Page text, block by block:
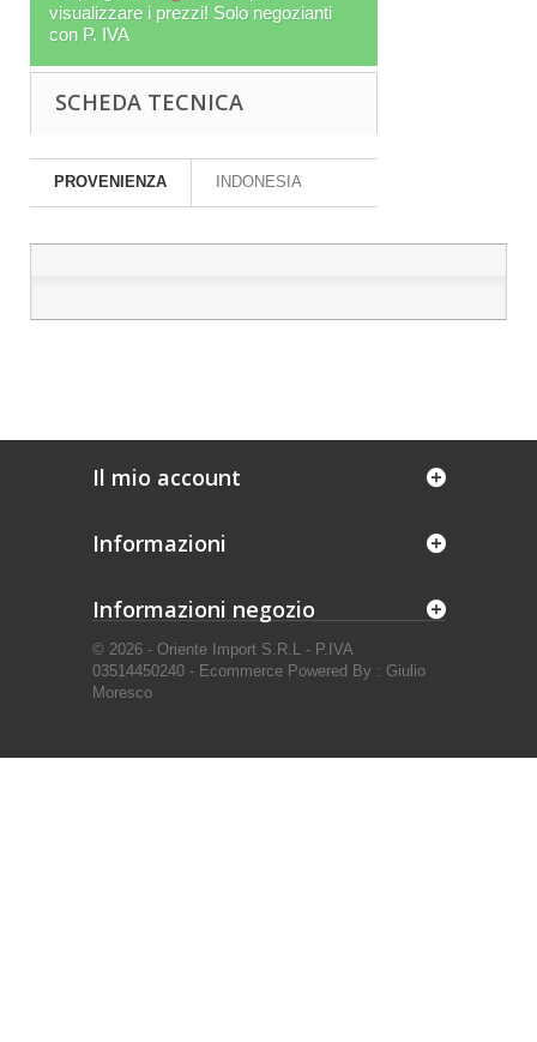
visualizzare i prezzi! Solo negozianti
con P. IVA
SCHEDA TECNICA
PROVENIENZA INDONESIA
Il mio account
Informazioni
© 2026 - Oriente Import S.R.L - P.IVA
03514450240 - Ecommerce Powered By : Giulio
Moresco
Informazioni negozio